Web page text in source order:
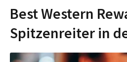
Best Western
Spitzenreiter in